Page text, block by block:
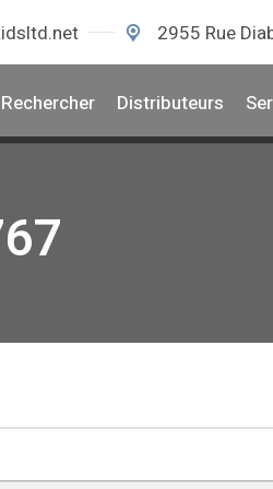
2955 Rue
Rechercher Distributeurs